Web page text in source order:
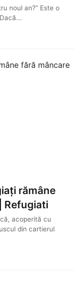
noul an?” Este o
rămâne
Refugiati
acoperită cu
din cartierul